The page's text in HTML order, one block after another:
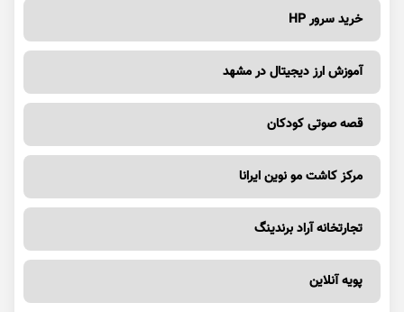
خرید سرور HP
آموزش ارز دیجیتال در مشهد
قصه صوتی کودکان
مرکز کاشت مو نوین ایرانا
تجارتخانه آراد برندینگ
پویه آنلاین